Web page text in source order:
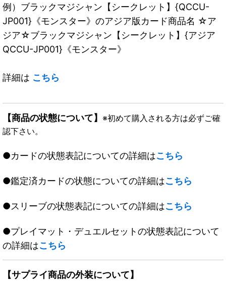
例）ブラックマジシャン【シークレット】{QCCU-
JP001}《モンスター》のアジア版カード商品名 ☆ア
ジア☆ブラックマジシャン【シークレット】{アジア
QCCU-JP001}《モンスター》
詳細は こちら
【商品の状態について】 ※初めて購入される方は必ずご確
認下さい。
●カードの状態表記についての詳細はこちら
●鑑定済カードの状態についての詳細はこちら
●スリーブの状態表記についての詳細はこちら
●プレイマット・デュエルセットの状態表記について
の詳細はこちら
【サプライ商品の外装について】